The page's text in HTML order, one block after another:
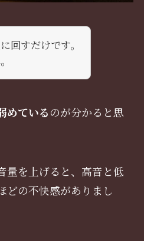
回すだけです。
めているのが分かると思
量を上げると、高音と低
どの不快感がありまし